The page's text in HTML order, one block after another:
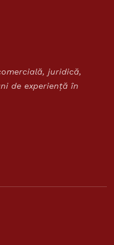
juridică,
de experiență în